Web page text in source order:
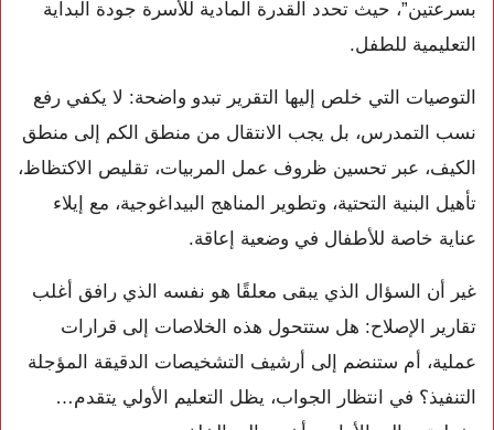
بسرعتين”، حيث تحدد القدرة المادية للأسرة جودة البداية
التعليمية للطفل.
التوصيات التي خلص إليها التقرير تبدو واضحة: لا يكفي رفع
نسب التمدرس، بل يجب الانتقال من منطق الكم إلى منطق
الكيف، عبر تحسين ظروف عمل المربيات، تقليص الاكتظاظ،
تأهيل البنية التحتية، وتطوير المناهج البيداغوجية، مع إيلاء
عناية خاصة للأطفال في وضعية إعاقة.
غير أن السؤال الذي يبقى معلقًا هو نفسه الذي رافق أغلب
تقارير الإصلاح: هل ستتحول هذه الخلاصات إلى قرارات
عملية، أم ستنضم إلى أرشيف التشخيصات الدقيقة المؤجلة
التنفيذ؟ في انتظار الجواب، يظل التعليم الأولي يتقدم…